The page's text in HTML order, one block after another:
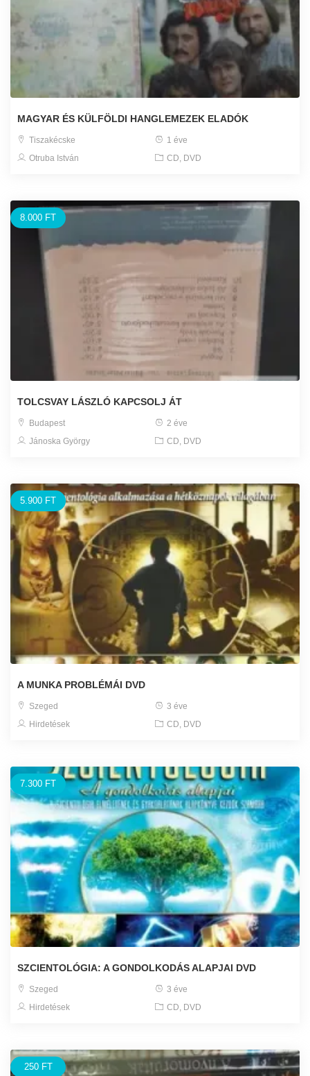
MAGYAR ÉS KÜLFÖLDI HANGLEMEZEK ELADÓK
Tiszakécske
1 éve
Otruba István
CD, DVD
8.000 FT
TOLCSVAY LÁSZLÓ KAPCSOLJ ÁT
Budapest
2 éve
Jánoska György
CD, DVD
5.900 FT
A MUNKA PROBLÉMÁI DVD
Szeged
3 éve
Hirdetések
CD, DVD
7.300 FT
SZCIENTOLÓGIA: A GONDOLKODÁS ALAPJAI DVD
Szeged
3 éve
Hirdetések
CD, DVD
250 FT